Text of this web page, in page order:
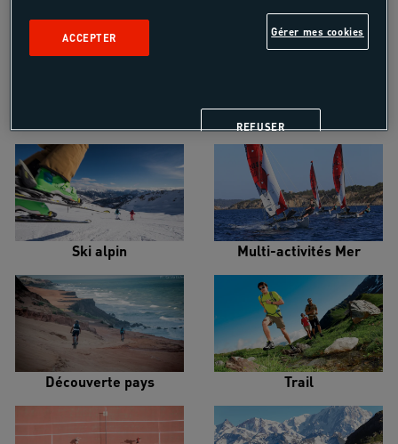
Snowboard
Ski alpin Multi-activités Mer
Découverte pays Trail
Gérer mes cookies
REFUSER
ACCEPTER